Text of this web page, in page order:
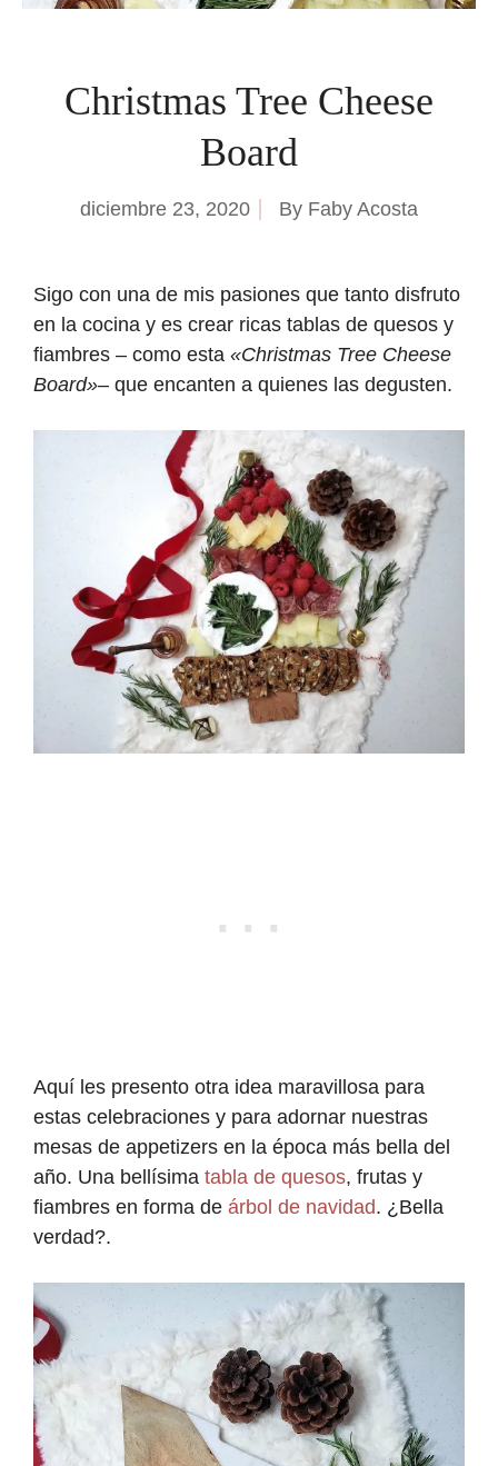
Christmas Tree Cheese
Board
diciembre 23, 2020 By Faby Acosta
Sigo con una de mis pasiones que tanto disfruto
en la cocina y es crear ricas tablas de quesos y
fiambres – como esta «Christmas Tree Cheese
Board»– que encanten a quienes las degusten.
Aquí les presento otra idea maravillosa para
estas celebraciones y para adornar nuestras
mesas de appetizers en la época más bella del
año. Una bellísima tabla de quesos, frutas y
fiambres en forma de árbol de navidad. ¿Bella
verdad?.